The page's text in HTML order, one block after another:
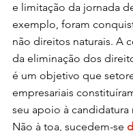
e limitação da jornada
exemplo, foram
não direitos naturais. A
da eliminação dos
é um objetivo que
empresariais
seu apoio à candidatura
Não à toa, sucedem-se